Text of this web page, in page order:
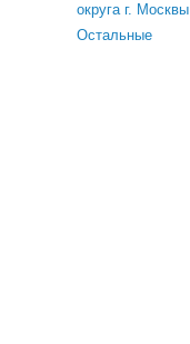
округа г. Москвы
Остальные